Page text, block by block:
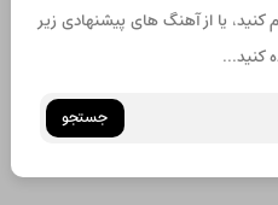
کنید، یا از آهنگ های پیشنهادی زیر
کنید...
جستجو